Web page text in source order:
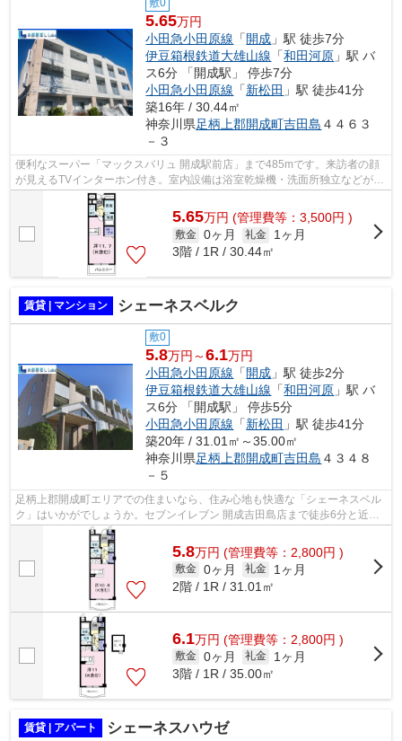
5.65万円
小田急小田原線 「開成 」駅 徒歩7分
伊豆箱根鉄道大雄山線 「和田河原 」駅 バ
ス6分 「開成駅」 停歩7分
小田急小田原線 「新松田 」駅 徒歩41分
築16年 / 30.44㎡
神奈川県足柄上郡開成町吉田島 ４４６３
－３
便利なスーパー「マックスバリュ 開成駅前店」まで485mです。来訪者の顔
が見えるTVインターホン付き。室内設備は浴室乾燥機・洗面所独立などが揃
っているので、快適に過ごしやすいお部...
5.65万円 (管理費等：3,500円 )
敷金 0ヶ月 礼金
1ヶ月
3階 / 1R / 30.44㎡
賃貸 | マンション シェーネスベルク
敷0
5.8万円～6.1万円
小田急小田原線 「開成 」駅 徒歩2分
伊豆箱根鉄道大雄山線 「和田河原 」駅 バ
ス6分 「開成駅」 停歩5分
小田急小田原線 「新松田 」駅 徒歩41分
築20年 / 31.01㎡～35.00㎡
神奈川県足柄上郡開成町吉田島 ４３４８
－５
足柄上郡開成町エリアでの住まいなら、住み心地も快適な「シェーネスベル
ク」はいかがでしょうか。セブンイレブン 開成吉田島店まで徒歩6分と近場
にコンビニがあるのもポイント。これ...
5.8万円 (管理費等：2,800円 )
敷金 0ヶ月 礼金
1ヶ月
2階 / 1R / 31.01㎡
6.1万円 (管理費等：2,800円 )
敷金 0ヶ月 礼金
1ヶ月
3階 / 1R / 35.00㎡
賃貸 | アパート シェーネスハウゼ